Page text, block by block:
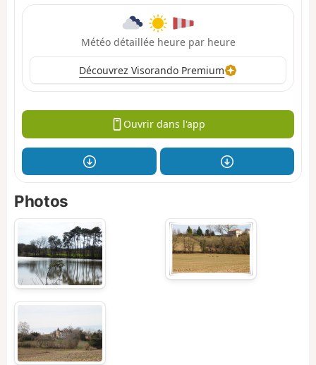
Météo détaillée heure par heure
Découvrez Visorando Premium
Ouvrir dans l'app
Photos